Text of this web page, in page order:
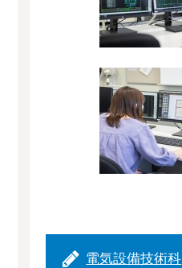
電気設備技術科